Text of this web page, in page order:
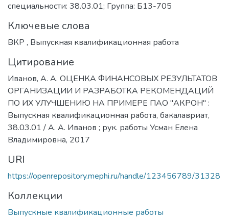
специальности: 38.03.01; Группа: Б13-705
Ключевые слова
ВКР , Выпускная квалификационная работа
Цитирование
Иванов, А. А. ОЦЕНКА ФИНАНСОВЫХ РЕЗУЛЬТАТОВ
ОРГАНИЗАЦИИ И РАЗРАБОТКА РЕКОМЕНДАЦИЙ
ПО ИХ УЛУЧШЕНИЮ НА ПРИМЕРЕ ПАО "АКРОН" :
Выпускная квалификационная работа, бакалавриат,
38.03.01 / А. А. Иванов ; рук. работы Усман Елена
Владимировна, 2017
URI
https://openrepository.mephi.ru/handle/123456789/31328
Коллекции
Выпускные квалификационные работы